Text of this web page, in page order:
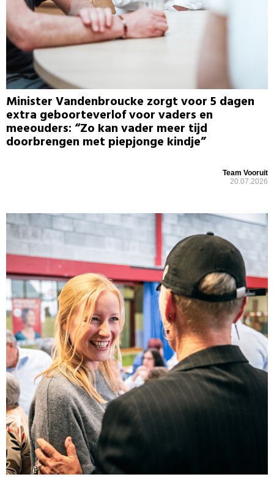
Minister Vandenbroucke zorgt voor 5 dagen
extra geboorteverlof voor vaders en
meeouders: “Zo kan vader meer tijd
doorbrengen met piepjonge kindje”
Team Vooruit
20.07.2026